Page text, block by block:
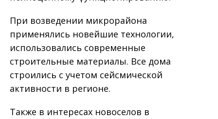
При возведении микрорайона
применялись новейшие технологии,
использовались современные
строительные материалы. Все дома
строились с учетом сейсмической
активности в регионе.
Также в интересах новоселов в